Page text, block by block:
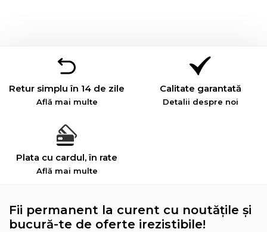
Retur simplu în 14 de zile
Află mai multe
Calitate garantată
Detalii despre noi
Plata cu cardul, în rate
Află mai multe
Fii permanent la curent cu noutățile și
bucură-te de oferte irezistibile!